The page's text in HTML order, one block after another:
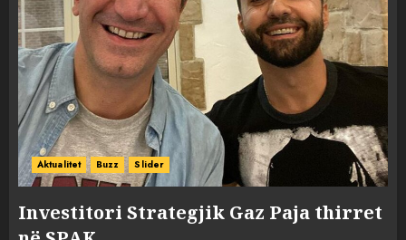
Aktualitet Buzz Slider
Investitori Strategjik Gaz Paja thirret